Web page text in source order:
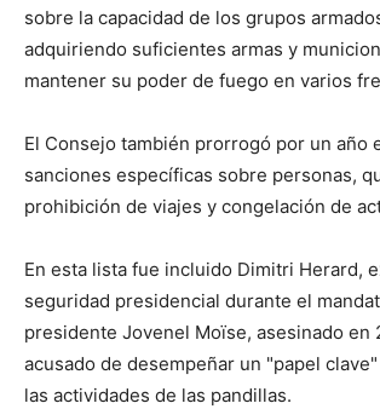
sobre la capacidad de los grupos
adquiriendo suficientes armas y
mantener su poder de fuego en varios
El Consejo también prorrogó por un año
sanciones específicas sobre personas,
prohibición de viajes y congelación de
En esta lista fue incluido Dimitri Herard,
seguridad presidencial durante el
presidente Jovenel Moïse, asesinado en
acusado de desempeñar un "papel
las actividades de las pandillas.